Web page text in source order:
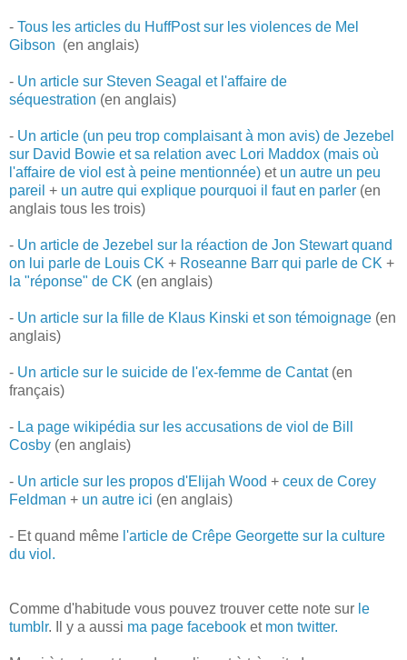
- Tous les articles du HuffPost sur les violences de Mel
Gibson (en anglais)
- Un article sur Steven Seagal et l'affaire de
séquestration (en anglais)
- Un article (un peu trop complaisant à mon avis) de Jezebel
sur David Bowie et sa relation avec Lori Maddox (mais où
l'affaire de viol est à peine mentionnée) et un autre un peu
pareil + un autre qui explique pourquoi il faut en parler (en
anglais tous les trois)
- Un article de Jezebel sur la réaction de Jon Stewart quand
on lui parle de Louis CK + Roseanne Barr qui parle de CK +
la "réponse" de CK (en anglais)
- Un article sur la fille de Klaus Kinski et son témoignage (en
anglais)
- Un article sur le suicide de l'ex-femme de Cantat(en
français)
- La page wikipédia sur les accusations de viol de Bill
Cosby (en anglais)
- Un article sur les propos d'Elijah Wood + ceux de Corey
Feldman + un autre ici (en anglais)
- Et quand même l'article de Crêpe Georgette sur la culture
du viol.
Comme d'habitude vous pouvez trouver cette note sur le
tumblr. Il y a aussi ma page facebook et mon twitter.